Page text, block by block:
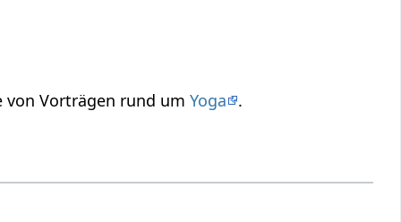
von Vorträgen rund umYoga .